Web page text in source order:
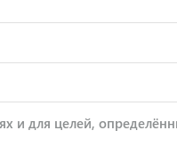
и для целей,